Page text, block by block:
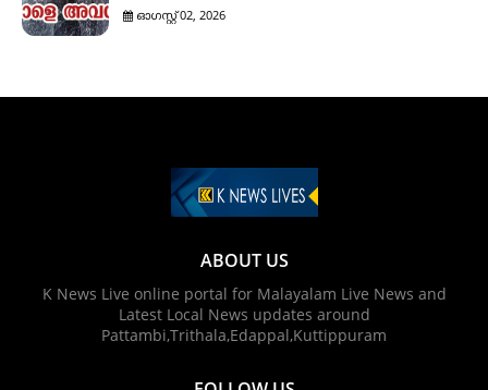
ഓഗസ്റ്റ് 02, 2026
ABOUT US
K News Live online portal for Malayalam Live News and
Latest Local News updates around
Pattambi,Trithala,Edappal,Kuttippuram